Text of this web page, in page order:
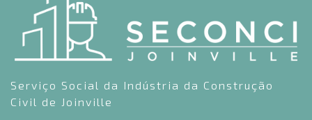
Serviço Social da Indústria da Construção
Civil de Joinville